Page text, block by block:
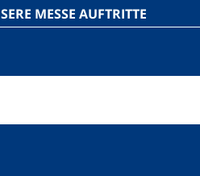
MESSE AUFTRITTE